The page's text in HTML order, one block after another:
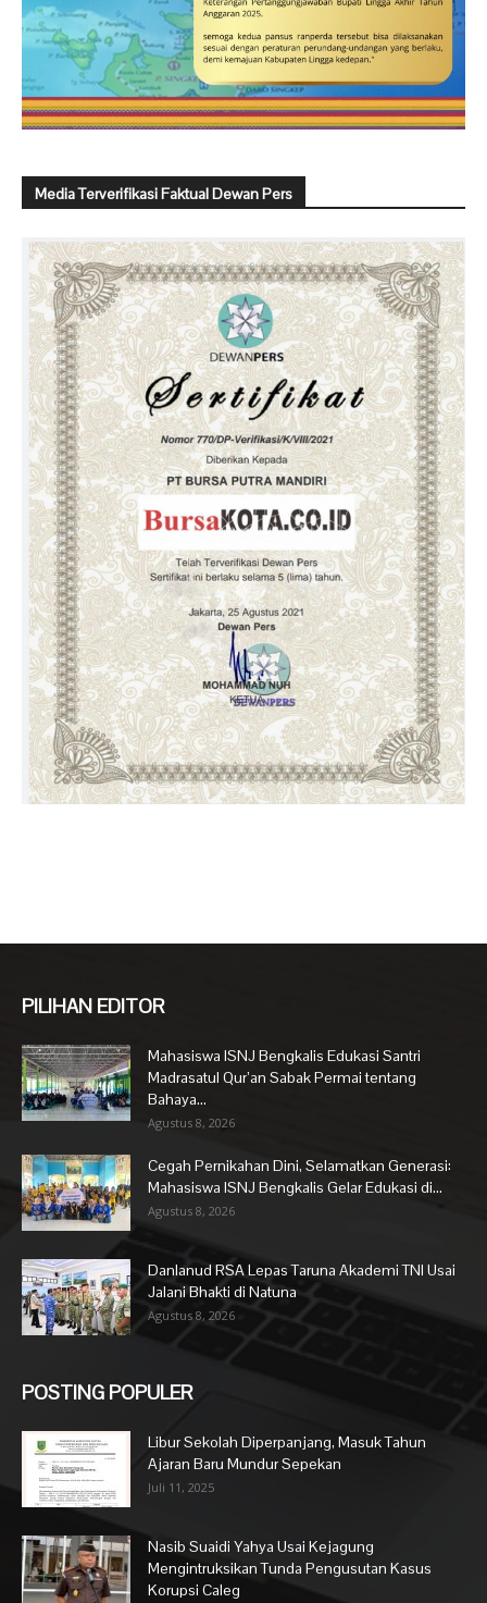
Media Terverifikasi Faktual Dewan Pers
PILIHAN EDITOR
Mahasiswa ISNJ Bengkalis Edukasi Santri
Madrasatul Qur’an Sabak Permai tentang
Bahaya...
Agustus 8, 2026
Cegah Pernikahan Dini, Selamatkan Generasi:
Mahasiswa ISNJ Bengkalis Gelar Edukasi di...
Agustus 8, 2026
Danlanud RSA Lepas Taruna Akademi TNI Usai
Jalani Bhakti di Natuna
Agustus 8, 2026
POSTING POPULER
Libur Sekolah Diperpanjang, Masuk Tahun
Ajaran Baru Mundur Sepekan
Juli 11, 2025
Nasib Suaidi Yahya Usai Kejagung
Mengintruksikan Tunda Pengusutan Kasus
Korupsi Caleg